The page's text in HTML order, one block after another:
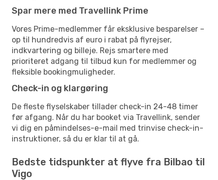
Spar mere med Travellink Prime
Vores Prime-medlemmer får eksklusive besparelser –
op til hundredvis af euro i rabat på flyrejser,
indkvartering og billeje. Rejs smartere med
prioriteret adgang til tilbud kun for medlemmer og
fleksible bookingmuligheder.
Check-in og klargøring
De fleste flyselskaber tillader check-in 24-48 timer
før afgang. Når du har booket via Travellink, sender
vi dig en påmindelses-e-mail med trinvise check-in-
instruktioner, så du er klar til at gå.
Bedste tidspunkter at flyve fra Bilbao til
Vigo